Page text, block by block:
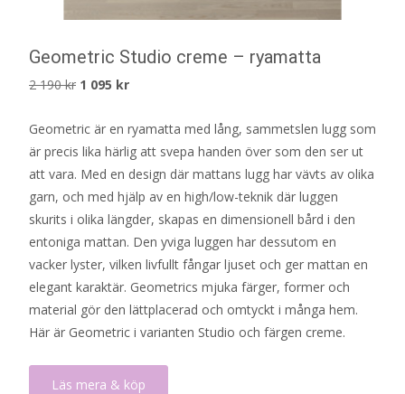
Geometric Studio creme – ryamatta
2 190kr Det
priset
var:
2
190 kr.
1 095 krDet
priset
är:
1
095 kr.
Geometric är en ryamatta med lång, sammetslen lugg som
är precis lika härlig att svepa handen över som den ser ut
att vara. Med en design där mattans lugg har vävts av olika
garn, och med hjälp av en high/low-teknik där luggen
skurits i olika längder, skapas en dimensionell bård i den
entoniga mattan. Den yviga luggen har dessutom en
vacker lyster, vilken livfullt fångar ljuset och ger mattan en
elegant karaktär. Geometrics mjuka färger, former och
material gör den lättplacerad och omtyckt i många hem.
Här är Geometric i varianten Studio och färgen creme.
Läs mera & köp